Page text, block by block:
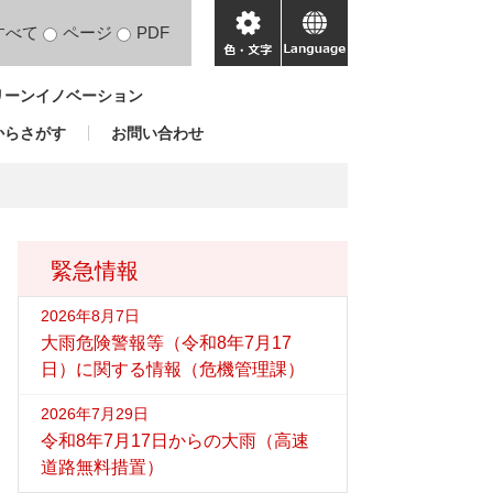
べて ページ PDF
色・
文
language
ンイノベーション
らさがす お問い合わせ
緊急情報
2026年8月7日
大雨危険警報等（令和8年7月17
日）に関する情報（危機管理課）
2026年7月29日
令和8年7月17日からの大雨（高速
道路無料措置）